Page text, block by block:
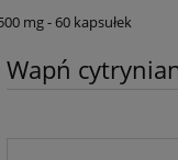
mg - 60 kapsułek
Wapń